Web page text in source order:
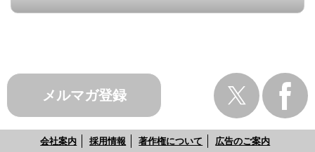
メルマガ登録
会社案内 採用情報 著作権について 広告のご案内